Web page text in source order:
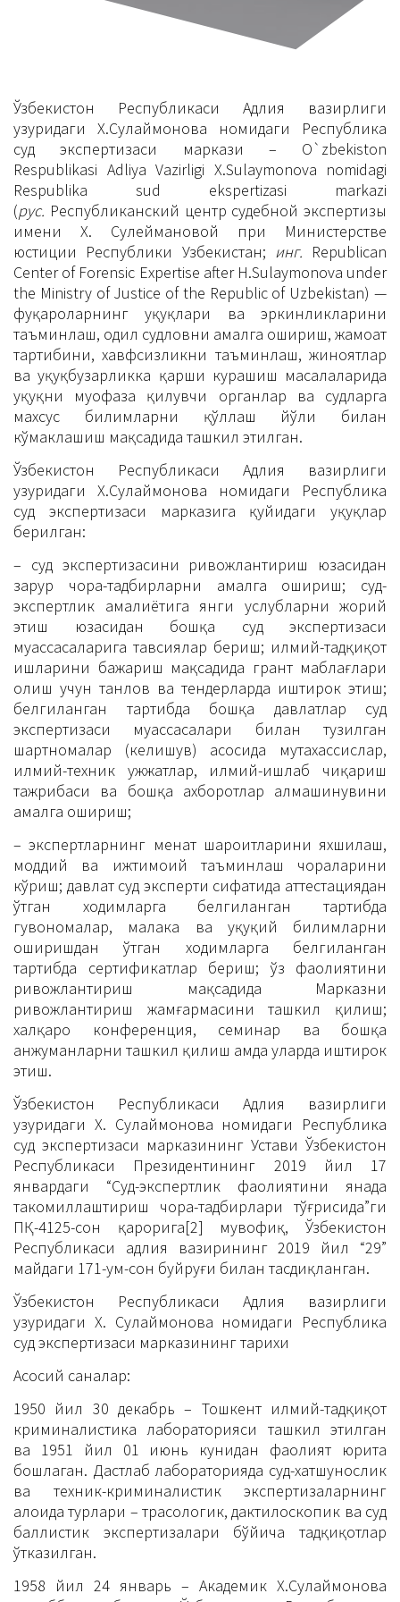
Ўзбекистон Республикаси Адлия вазирлиги
ҳузуридаги Х.Сулаймонова номидаги Республика
суд экспертизаси маркази – O`zbekiston
Respublikasi Adliya Vazirligi X.Sulaymonova nomidagi
Respublika sud ekspertizasi markazi
(рус. Республиканский центр судебной экспертизы
имени Х. Сулеймановой при Министерстве
юстиции Республики Узбекистан; инг. Republican
Center of Forensic Expertise after H.Sulaymonova under
the Ministry of Justice of the Republic of Uzbekistan) —
фуқароларнинг ҳуқуқлари ва эркинликларини
таъминлаш, одил судловни амалга ошириш, жамоат
тартибини, хавфсизликни таъминлаш, жиноятлар
ва ҳуқуқбузарликка қарши курашиш масалаларида
ҳуқуқни муҳофаза қилувчи органлар ва судларга
махсус билимларни қўллаш йўли билан
кўмаклашиш мақсадида ташкил этилган.
Ўзбекистон Республикаси Адлия вазирлиги
ҳузуридаги Х.Сулаймонова номидаги Республика
суд экспертизаси марказига қуйидаги ҳуқуқлар
берилган:
– суд экспертизасини ривожлантириш юзасидан
зарур чора-тадбирларни амалга ошириш; суд-
экспертлик амалиётига янги услубларни жорий
этиш юзасидан бошқа суд экспертизаси
муассасаларига тавсиялар бериш; илмий-тадқиқот
ишларини бажариш мақсадида грант маблағлари
олиш учун танлов ва тендерларда иштирок этиш;
белгиланган тартибда бошқа давлатлар суд
экспертизаси муассасалари билан тузилган
шартномалар (келишув) асосида мутахассислар,
илмий-техник ҳужжатлар, илмий-ишлаб чиқариш
тажрибаси ва бошқа ахборотлар алмашинувини
амалга ошириш;
– экспертларнинг меҳнат шароитларини яхшилаш,
моддий ва ижтимоий таъминлаш чораларини
кўриш; давлат суд эксперти сифатида аттестациядан
ўтган ходимларга белгиланган тартибда
гувоҳномалар, малака ва ҳуқуқий билимларни
оширишдан ўтган ходимларга белгиланган
тартибда сертификатлар бериш; ўз фаолиятини
ривожлантириш мақсадида Марказни
ривожлантириш жамғармасини ташкил қилиш;
халқаро конференция, семинар ва бошқа
анжуманларни ташкил қилиш ҳамда уларда иштирок
этиш.
Ўзбекистон Республикаси Адлия вазирлиги
ҳузуридаги Х. Сулаймонова номидаги Республика
суд экспертизаси марказининг Устави Ўзбекистон
Республикаси Президентининг 2019 йил 17
январдаги “Суд-экспертлик фаолиятини янада
такомиллаштириш чора-тадбирлари тўғрисида”ги
ПҚ-4125-сон қарорига[2] мувофиқ, Ўзбекистон
Республикаси адлия вазирининг 2019 йил “29”
майдаги 171-ум-сон буйруғи билан тасдиқланган.
Ўзбекистон Республикаси Адлия вазирлиги
ҳузуридаги Х. Сулаймонова номидаги Республика
суд экспертизаси марказининг тарихи
Асосий саналар:
1950 йил 30 декабрь – Тошкент илмий-тадқиқот
криминалистика лабораторияси ташкил этилган
ва 1951 йил 01 июнь кунидан фаолият юрита
бошлаган. Дастлаб лабораторияда суд-хатшунослик
ва техник-криминалистик экспертизаларнинг
алоҳида турлари – трасологик, дактилоскопик ва суд
баллистик экспертизалари бўйича тадқиқотлар
ўтказилган.
1958 йил 24 январь – Академик Х.Сулаймонова